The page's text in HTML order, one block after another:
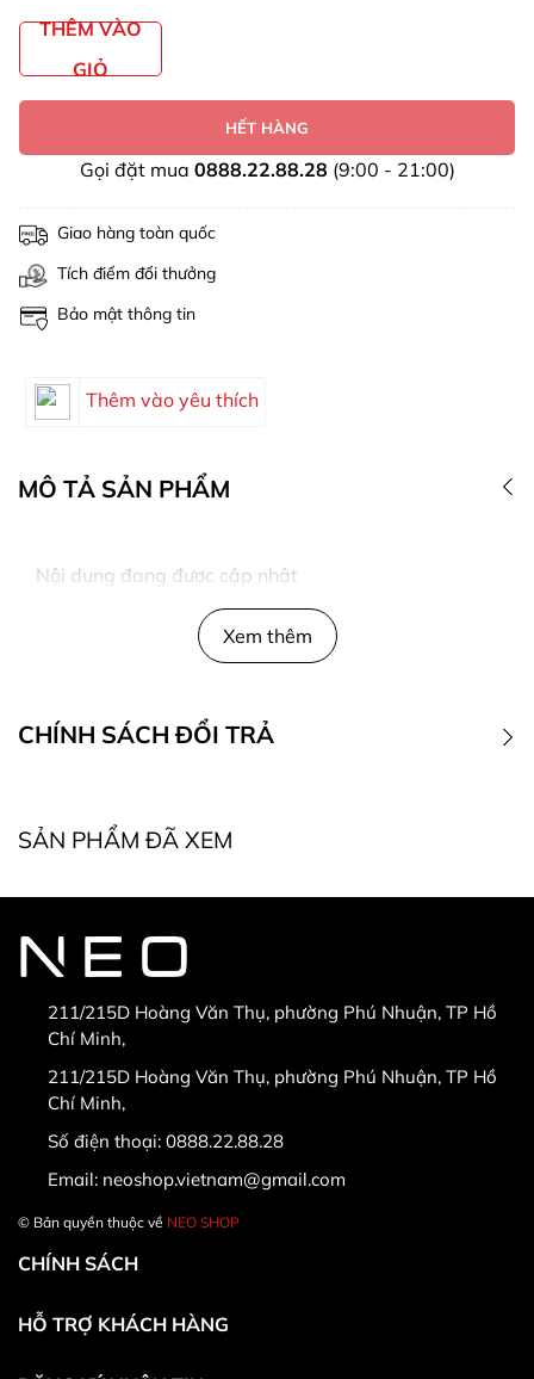
THÊM VÀO
GIỎ
HẾT HÀNG
Gọi đặt mua 0888.22.88.28 (9:00 - 21:00)
Giao hàng toàn quốc
Tích điểm đổi thưởng
Bảo mật thông tin
Thêm vào yêu thích
MÔ TẢ SẢN PHẨM
Nội dung đang được cập nhật
Xem thêm
CHÍNH SÁCH ĐỔI TRẢ
* Điều kiện bắt buộc khi đổi, trả hàng:
* Hàng được đổi trả khi:
SẢN PHẨM ĐÃ XEM
211/215D Hoàng Văn Thụ, phường Phú Nhuận, TP Hồ
Chí Minh,
211/215D Hoàng Văn Thụ, phường Phú Nhuận, TP Hồ
Chí Minh,
Số điện thoại: 0888.22.88.28
Email: neoshop.vietnam@gmail.com
© Bản quyền thuộc về NEO SHOP
CHÍNH SÁCH
HỖ TRỢ KHÁCH HÀNG